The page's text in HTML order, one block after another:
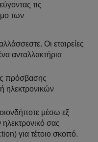
τις
των
Οι εταιρείες
ανταλλακτήρια
πρόσβασης
ηλεκτρονικών
μέσω εξ
σας
για τέτοιο σκοπό.